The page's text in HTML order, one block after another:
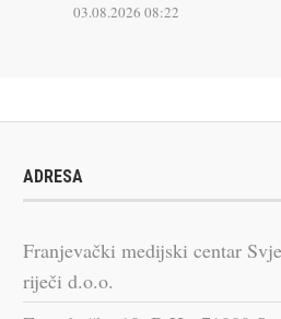
03.08.2026 08:22
ADRESA
Franjevački medijski centar
riječi d.o.o.